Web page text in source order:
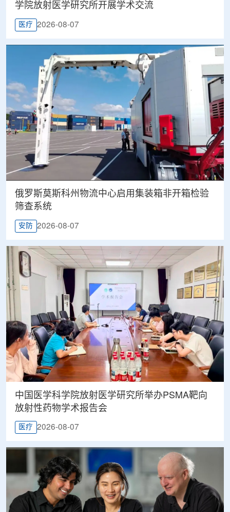
学院放射医学研究所开展学术交流
医疗 2026-08-07
俄罗斯莫斯科州物流中心启用集装箱非开箱检验
筛查系统
安防 2026-08-07
中国医学科学院放射医学研究所举办PSMA靶向
放射性药物学术报告会
医疗 2026-08-07